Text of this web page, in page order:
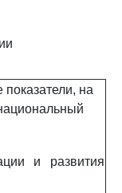
на
и развития